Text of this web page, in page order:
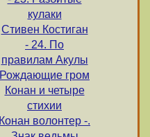
кулаки
Стивен Костиган
- 24. По
правилам Акулы
Рождающие гром
Конан и четыре
стихии
Конан волонтер -.